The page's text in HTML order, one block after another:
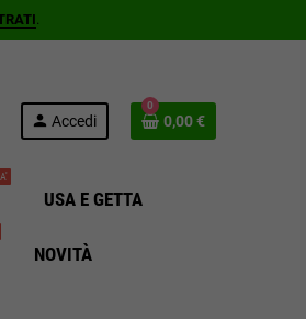
.
person Accedi
0
0,00 €
USA E GETTA
NOVITÀ